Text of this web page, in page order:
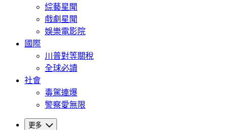
綜藝星聞
戲劇星聞
娛樂電影院
國際
川普對等關稅
全球必讀
社會
毒駕連爆
警察愛無限
更多